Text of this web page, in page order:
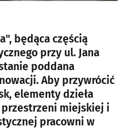
będąca częścią
przy ul. Jana
poddana
Aby przywrócić
elementy dzieła
przestrzeni miejskiej i
pracowni w